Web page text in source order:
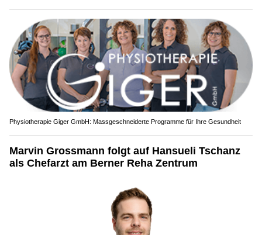
Physiotherapie Giger GmbH: Massgeschneiderte Programme für Ihre Gesundheit
Marvin Grossmann folgt auf Hansueli Tschanz
als Chefarzt am Berner Reha Zentrum